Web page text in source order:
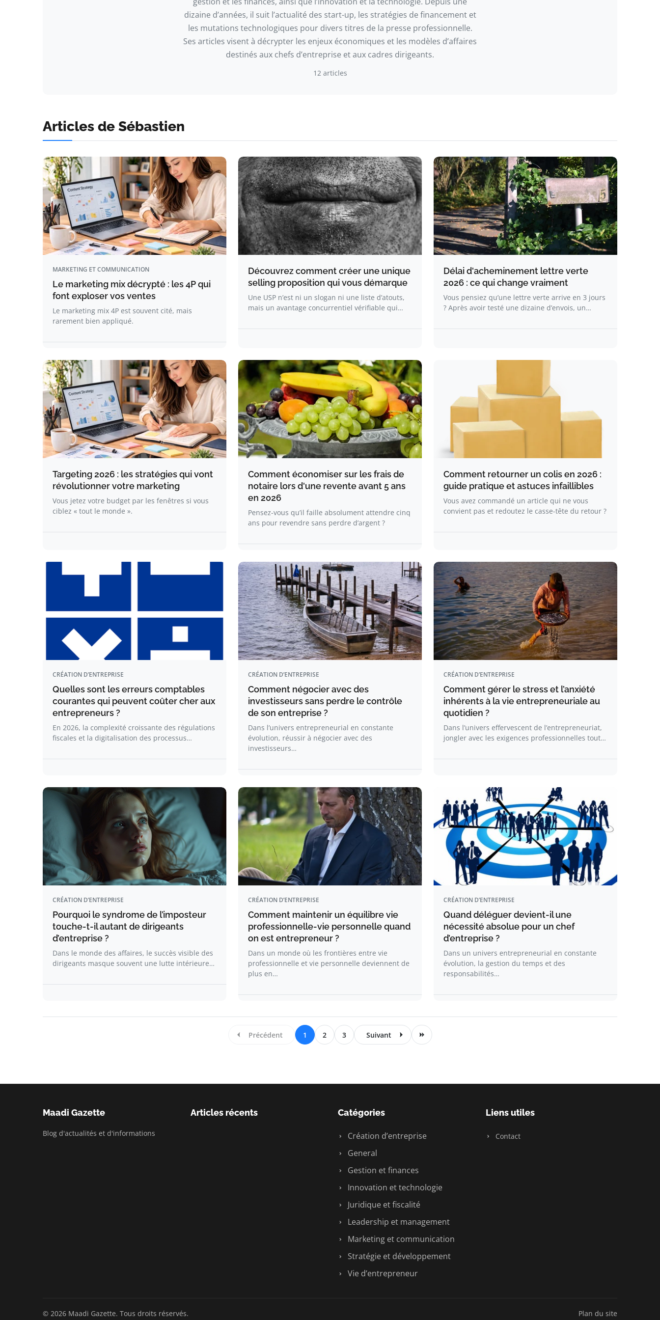
dizaine d’années, il suit l’actualité des start-up, les stratégies de financement et
les mutations technologiques pour divers titres de la presse professionnelle.
Ses articles visent à décrypter les enjeux économiques et les modèles d’affaires
destinés aux chefs d’entreprise et aux cadres dirigeants.
12 articles
Articles de Sébastien
MARKETING ET COMMUNICATION
Le marketing mix décrypté : les 4P qui
font exploser vos ventes
Le marketing mix 4P est souvent cité, mais
rarement bien appliqué.
Découvrez comment créer une unique
selling proposition qui vous démarque
Une USP n’est ni un slogan ni une liste d’atouts,
mais un avantage concurrentiel vérifiable qui…
Délai d'acheminement lettre verte
2026 : ce qui change vraiment
Vous pensiez qu’une lettre verte arrive en 3 jours
? Après avoir testé une dizaine d’envois, un…
Targeting 2026 : les stratégies qui vont
révolutionner votre marketing
Vous jetez votre budget par les fenêtres si vous
ciblez « tout le monde ».
Comment économiser sur les frais de
notaire lors d'une revente avant 5 ans
en 2026
Pensez-vous qu’il faille absolument attendre cinq
ans pour revendre sans perdre d’argent ?
Comment retourner un colis en 2026 :
guide pratique et astuces infaillibles
Vous avez commandé un article qui ne vous
convient pas et redoutez le casse-tête du retour ?
CRÉATION D’ENTREPRISE
Quelles sont les erreurs comptables
courantes qui peuvent coûter cher aux
entrepreneurs ?
En 2026, la complexité croissante des régulations
fiscales et la digitalisation des processus…
CRÉATION D’ENTREPRISE
Comment négocier avec des
investisseurs sans perdre le contrôle
de son entreprise ?
Dans l’univers entrepreneurial en constante
évolution, réussir à négocier avec des
investisseurs…
CRÉATION D’ENTREPRISE
Comment gérer le stress et l’anxiété
inhérents à la vie entrepreneuriale au
quotidien ?
Dans l’univers effervescent de l’entrepreneuriat,
jongler avec les exigences professionnelles tout…
CRÉATION D’ENTREPRISE
Pourquoi le syndrome de l’imposteur
touche-t-il autant de dirigeants
d’entreprise ?
Dans le monde des affaires, le succès visible des
dirigeants masque souvent une lutte intérieure…
CRÉATION D’ENTREPRISE
Comment maintenir un équilibre vie
professionnelle-vie personnelle quand
on est entrepreneur ?
Dans un monde où les frontières entre vie
professionnelle et vie personnelle deviennent de
plus en…
CRÉATION D’ENTREPRISE
Quand déléguer devient-il une
nécessité absolue pour un chef
d’entreprise ?
Dans un univers entrepreneurial en constante
évolution, la gestion du temps et des
responsabilités…
Précédent 1 2 3 Suivant
Maadi Gazette
Blog d'actualités et d'informations
Articles récents Catégories
Création d’entreprise
General
Gestion et finances
Innovation et technologie
Juridique et fiscalité
Leadership et management
Marketing et communication
Stratégie et développement
Vie d’entrepreneur
Liens utiles
Contact
© 2026 Maadi Gazette. Tous droits réservés. Plan du site